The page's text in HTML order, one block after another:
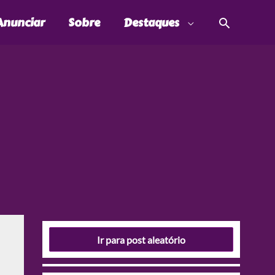
Sobre Destaques
Ir para post aleatório